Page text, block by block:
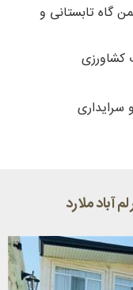
گاه تابستانی و
کشاورزی
آباد ملارد